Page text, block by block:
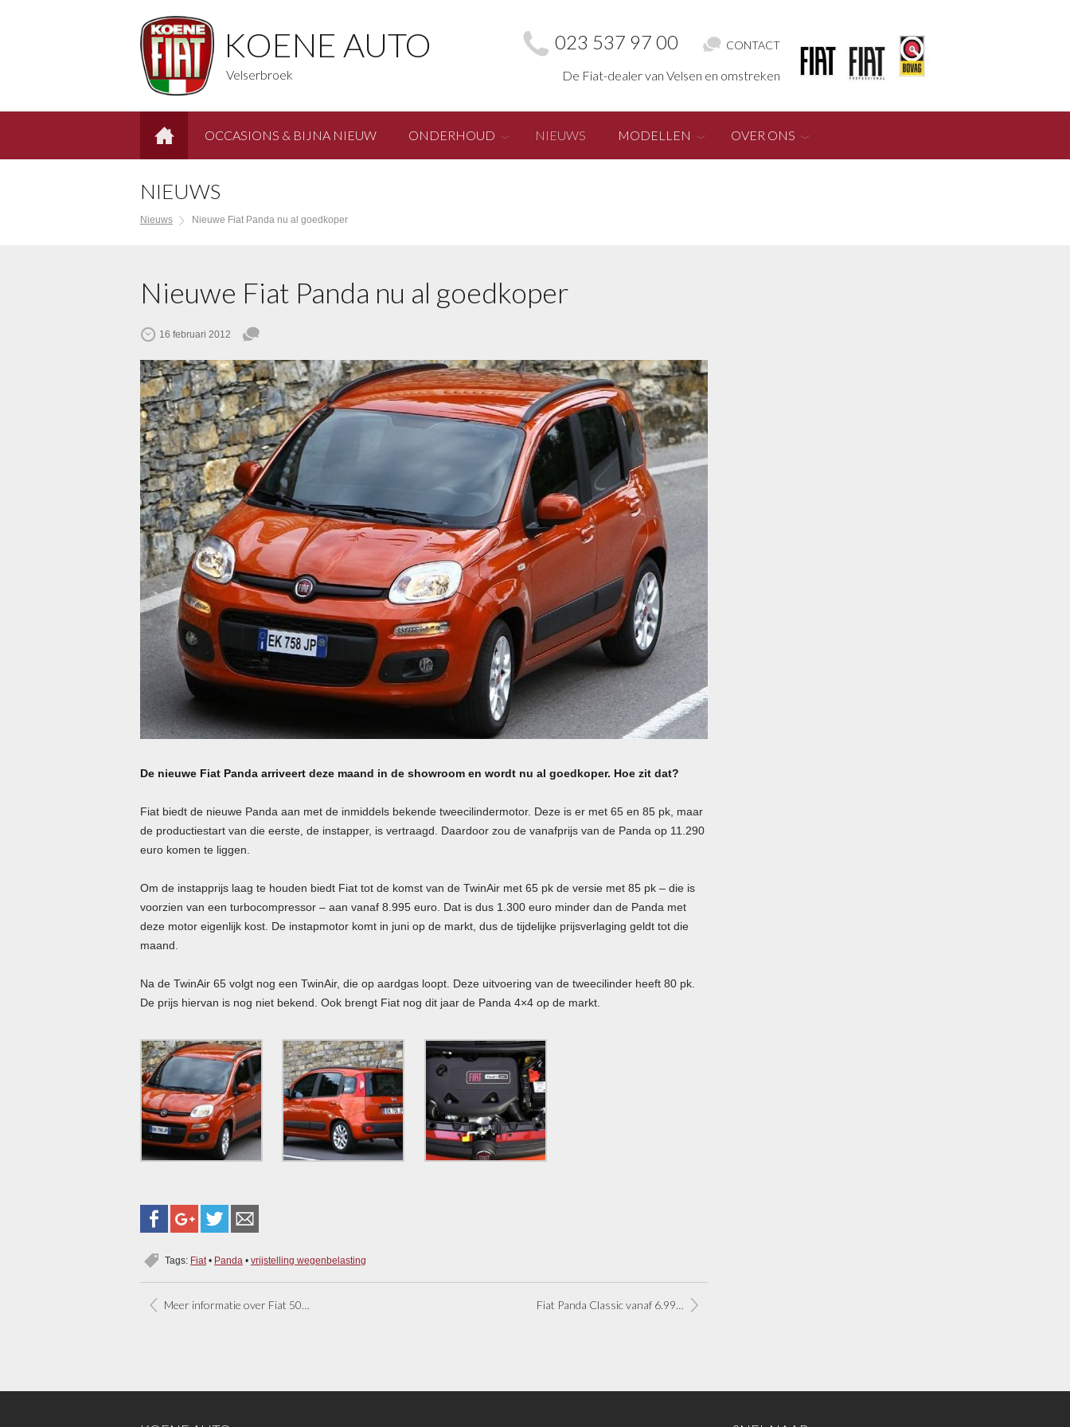
KOENE AUTO
Velserbroek
023 537 97 00 CONTACT
De Fiat-dealer van Velsen en omstreken
OCCASIONS & BIJNA NIEUW ONDERHOUD NIEUWS MODELLEN OVER ONS
NIEUWS
Nieuws Nieuwe Fiat Panda nu al goedkoper
Nieuwe Fiat Panda nu al goedkoper
16 februari 2012
De nieuwe Fiat Panda arriveert deze maand in de showroom en wordt nu al goedkoper. Hoe zit dat?
Fiat biedt de nieuwe Panda aan met de inmiddels bekende tweecilindermotor. Deze is er met 65 en 85 pk, maar
de productiestart van die eerste, de instapper, is vertraagd. Daardoor zou de vanafprijs van de Panda op 11.290
euro komen te liggen.
Om de instapprijs laag te houden biedt Fiat tot de komst van de TwinAir met 65 pk de versie met 85 pk – die is
voorzien van een turbocompressor – aan vanaf 8.995 euro. Dat is dus 1.300 euro minder dan de Panda met
deze motor eigenlijk kost. De instapmotor komt in juni op de markt, dus de tijdelijke prijsverlaging geldt tot die
maand.
Na de TwinAir 65 volgt nog een TwinAir, die op aardgas loopt. Deze uitvoering van de tweecilinder heeft 80 pk.
De prijs hiervan is nog niet bekend. Ook brengt Fiat nog dit jaar de Panda 4×4 op de markt.
Tags: Fiat • Panda • vrijstelling wegenbelasting
Meer informatie over Fiat 500L Fiat Panda Classic vanaf 6.990 euro